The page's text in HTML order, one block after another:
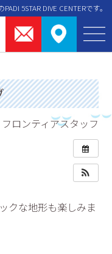
5STAR DIVE CENTERです。
ロンティアスタッフ
クな地形も楽しみま